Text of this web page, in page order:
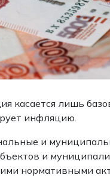
касается лишь
инфляцию.
и
и
нормативными